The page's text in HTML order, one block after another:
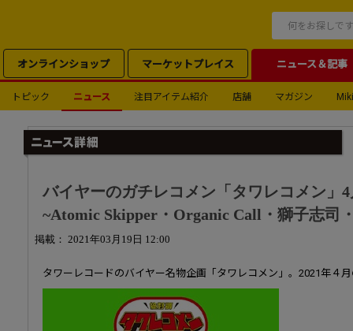
オンラインショップ マーケットプレイス ニュース＆記事
トピック ニュース 注目アイテム紹介 店舗 マガジン
バイヤーのガチレコメン「タワレコメン」
~Atomic Skipper・Organic Call・獅子志司
掲載： 2021年03月19日 12:00
タワーレコードのバイヤー名物企画「タワレコメン」。2021年４